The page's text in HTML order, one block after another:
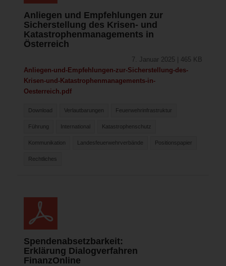
Anliegen und Empfehlungen zur
Sicherstellung des Krisen- und
Katastrophenmanagements in
Österreich
7. Januar 2025 | 465 KB
Anliegen-und-Empfehlungen-zur-Sicherstellung-des-
Krisen-und-Katastrophenmanagements-in-
Oesterreich.pdf
Download Verlautbarungen Feuerwehrinfrastruktur
Führung International Katastrophenschutz
Kommunikation Landesfeuerwehrverbände Positionspapier
Rechtliches
Spendenabsetzbarkeit:
Erklärung Dialogverfahren
FinanzOnline